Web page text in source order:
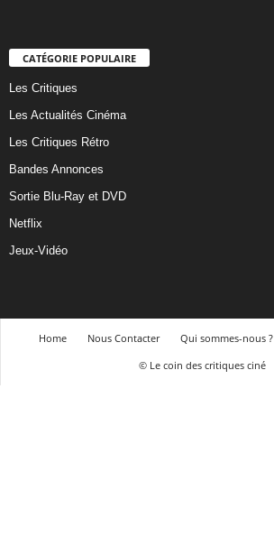
CATÉGORIE POPULAIRE
Les Critiques
Les Actualités Cinéma
Les Critiques Rétro
Bandes Annonces
Sortie Blu-Ray et DVD
Netflix
Jeux-Vidéo
Home Nous Contacter Qui sommes-nous ?
© Le coin des critiques ciné